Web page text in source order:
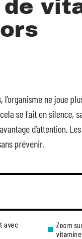
ne joue
se fait en silence,
d’attention.
prévenir.
avec
Zoom